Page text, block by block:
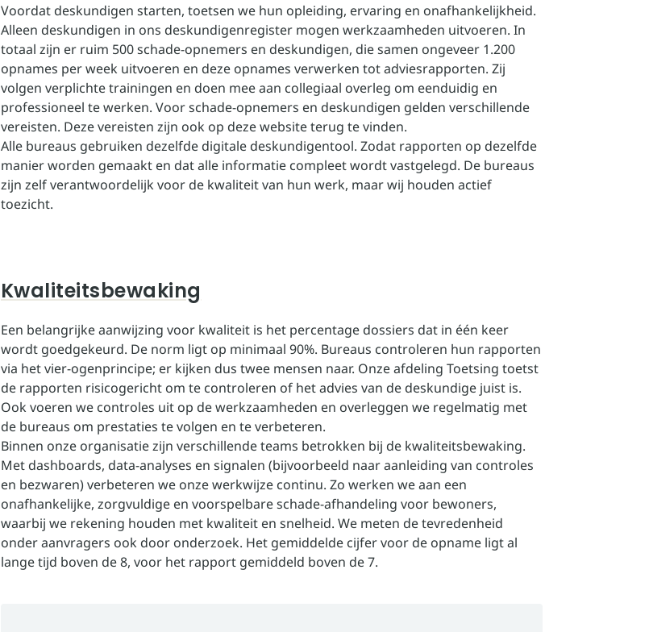
Voordat deskundigen starten, toetsen we hun opleiding, ervaring en onafhankelijkheid.
Alleen deskundigen in ons deskundigenregister mogen werkzaamheden uitvoeren. In
totaal zijn er ruim 500 schade-opnemers en deskundigen, die samen ongeveer 1.200
opnames per week uitvoeren en deze opnames verwerken tot adviesrapporten. Zij
volgen verplichte trainingen en doen mee aan collegiaal overleg om eenduidig en
professioneel te werken. Voor schade-opnemers en deskundigen gelden verschillende
vereisten. Deze vereisten zijn ook op deze website terug te vinden.
Alle bureaus gebruiken dezelfde digitale deskundigentool. Zodat rapporten op dezelfde
manier worden gemaakt en dat alle informatie compleet wordt vastgelegd. De bureaus
zijn zelf verantwoordelijk voor de kwaliteit van hun werk, maar wij houden actief
toezicht.
Kwaliteitsbewaking
Een belangrijke aanwijzing voor kwaliteit is het percentage dossiers dat in één keer
wordt goedgekeurd. De norm ligt op minimaal 90%. Bureaus controleren hun rapporten
via het vier-ogenprincipe; er kijken dus twee mensen naar. Onze afdeling Toetsing toetst
de rapporten risicogericht om te controleren of het advies van de deskundige juist is.
Ook voeren we controles uit op de werkzaamheden en overleggen we regelmatig met
de bureaus om prestaties te volgen en te verbeteren.
Binnen onze organisatie zijn verschillende teams betrokken bij de kwaliteitsbewaking.
Met dashboards, data-analyses en signalen (bijvoorbeeld naar aanleiding van controles
en bezwaren) verbeteren we onze werkwijze continu. Zo werken we aan een
onafhankelijke, zorgvuldige en voorspelbare schade-afhandeling voor bewoners,
waarbij we rekening houden met kwaliteit en snelheid. We meten de tevredenheid
onder aanvragers ook door onderzoek. Het gemiddelde cijfer voor de opname ligt al
lange tijd boven de 8, voor het rapport gemiddeld boven de 7.